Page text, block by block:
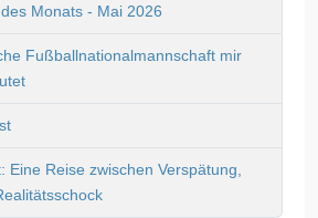
Monats - Mai 2026
Fußballnationalmannschaft mir
Eine Reise zwischen Verspätung,